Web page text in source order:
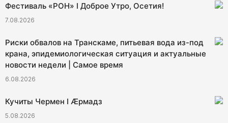
Фестиваль «РОН» I Доброе Утро, Осетия!
7.08.2026
Риски обвалов на Транскаме, питьевая вода из-под
крана, эпидемиологическая ситуация и актуальные
новости недели | Самое время
6.08.2026
Кучиты Чермен I Æрмадз
5.08.2026